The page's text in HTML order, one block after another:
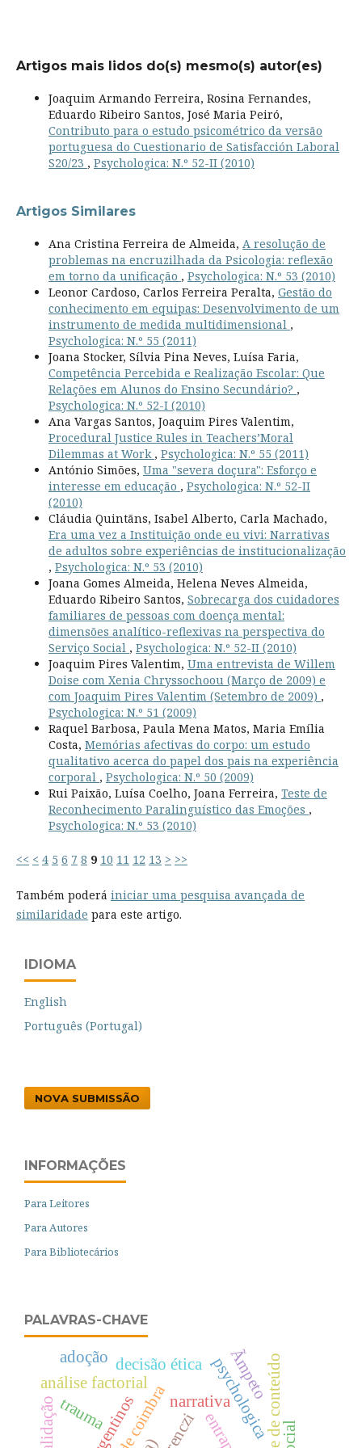
Artigos mais lidos do(s) mesmo(s) autor(es)
Joaquim Armando Ferreira, Rosina Fernandes,
Eduardo Ribeiro Santos, José Maria Peiró,
Contributo para o estudo psicométrico da versão
portuguesa do Cuestionario de Satisfacción Laboral
S20/23 , Psychologica: N.º 52-II (2010)
Artigos Similares
Ana Cristina Ferreira de Almeida, A resolução de
problemas na encruzilhada da Psicologia: reflexão
em torno da unificação , Psychologica: N.º 53 (2010)
Leonor Cardoso, Carlos Ferreira Peralta, Gestão do
conhecimento em equipas: Desenvolvimento de um
instrumento de medida multidimensional ,
Psychologica: N.º 55 (2011)
Joana Stocker, Sílvia Pina Neves, Luísa Faria,
Competência Percebida e Realização Escolar: Que
Relações em Alunos do Ensino Secundário? ,
Psychologica: N.º 52-I (2010)
Ana Vargas Santos, Joaquim Pires Valentim,
Procedural Justice Rules in Teachers’Moral
Dilemmas at Work , Psychologica: N.º 55 (2011)
António Simões, Uma "severa doçura": Esforço e
interesse em educação , Psychologica: N.º 52-II
(2010)
Cláudia Quintãns, Isabel Alberto, Carla Machado,
Era uma vez a Instituição onde eu vivi: Narrativas
de adultos sobre experiências de institucionalização
, Psychologica: N.º 53 (2010)
Joana Gomes Almeida, Helena Neves Almeida,
Eduardo Ribeiro Santos, Sobrecarga dos cuidadores
familiares de pessoas com doença mental:
dimensões analítico-reflexivas na perspectiva do
Serviço Social , Psychologica: N.º 52-II (2010)
Joaquim Pires Valentim, Uma entrevista de Willem
Doise com Xenia Chryssochoou (Março de 2009) e
com Joaquim Pires Valentim (Setembro de 2009) ,
Psychologica: N.º 51 (2009)
Raquel Barbosa, Paula Mena Matos, Maria Emília
Costa, Memórias afectivas do corpo: um estudo
qualitativo acerca do papel dos pais na experiência
corporal , Psychologica: N.º 50 (2009)
Rui Paixão, Luísa Coelho, Joana Ferreira, Teste de
Reconhecimento Paralinguístico das Emoções ,
Psychologica: N.º 53 (2010)
<< < 4 5 6 7 8 9 10 11 12 13 > >>
Também poderá iniciar uma pesquisa avançada de
similaridade para este artigo.
IDIOMA
English
Português (Portugal)
NOVA SUBMISSÃO
INFORMAÇÕES
Para Leitores
Para Autores
Para Bibliotecários
PALAVRAS-CHAVE
psychologica
análise factorial
narrativa
decisão ética
trauma
Ãmpeto
adoção